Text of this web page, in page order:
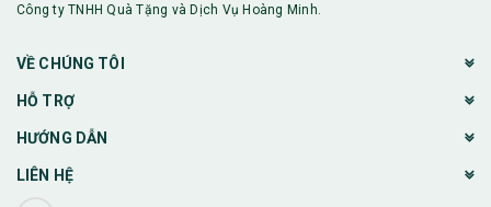
Công ty TNHH Quà Tặng và Dịch Vụ Hoàng Minh.
VỀ CHÚNG TÔI
HỖ TRỢ
HƯỚNG DẪN
LIÊN HỆ